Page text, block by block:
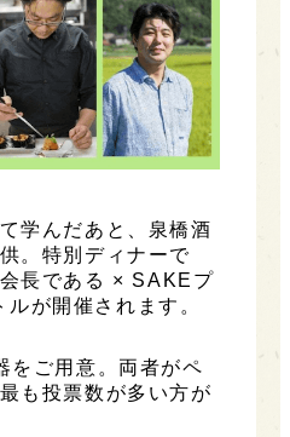
学んだあと、泉橋酒
。特別ディナーで
長である × SAKEプ
が開催されます。
をご用意。両者がペ
も投票数が多い方が